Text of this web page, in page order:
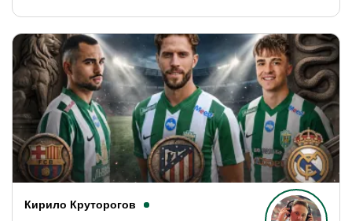
Кирило Круторогов